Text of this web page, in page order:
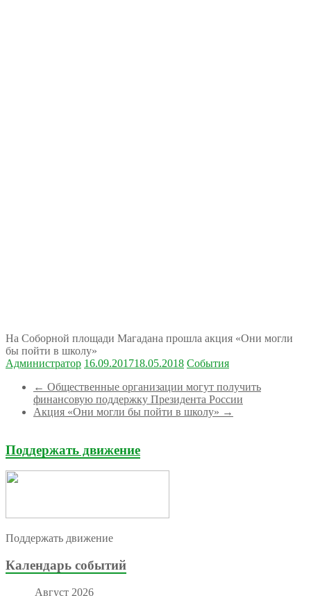
На Соборной площади Магадана прошла акция «Они могли
бы пойти в школу»
Администратор 16.09.201718.05.2018 События
← Общественные организации могут получить
финансовую поддержку Президента России
Акция «Они могли бы пойти в школу» →
Поддержать движение
Поддержать движение
Календарь событий
Август 2026